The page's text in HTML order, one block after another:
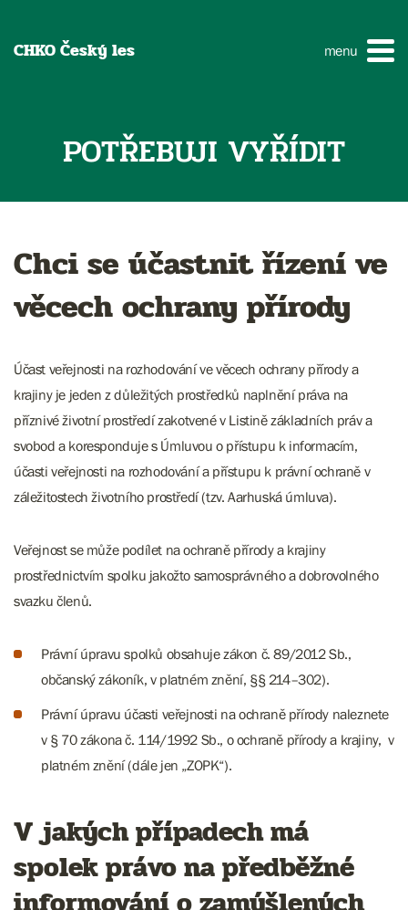
CHKO Český les menu
POTŘEBUJI VYŘÍDIT
Chci se účastnit řízení ve
věcech ochrany přírody
Účast veřejnosti na rozhodování ve věcech ochrany přírody a
krajiny je jeden z důležitých prostředků naplnění práva na
příznivé životní prostředí zakotvené v Listině základních práv a
svobod a koresponduje s Úmluvou o přístupu k informacím,
účasti veřejnosti na rozhodování a přístupu k právní ochraně v
záležitostech životního prostředí (tzv. Aarhuská úmluva).
Veřejnost se může podílet na ochraně přírody a krajiny
prostřednictvím spolku jakožto samosprávného a dobrovolného
svazku členů.
Právní úpravu spolků obsahuje zákon č. 89/2012 Sb.,
občanský zákoník, v platném znění, §§ 214–302).
Právní úpravu účasti veřejnosti na ochraně přírody naleznete
v § 70 zákona č. 114/1992 Sb., o ochraně přírody a krajiny, v
platném znění (dále jen „ZOPK“).
V jakých případech má
spolek právo na předběžné